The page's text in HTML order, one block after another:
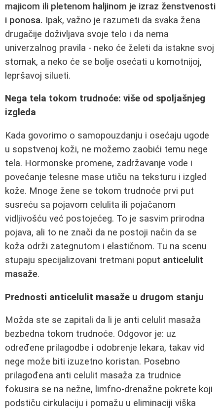
majicom ili pletenom haljinom je izraz ženstvenosti
i ponosa. Ipak, važno je razumeti da svaka žena
drugačije doživljava svoje telo i da nema
univerzalnog pravila - neko će želeti da istakne svoj
stomak, a neko će se bolje osećati u komotnijoj,
lepršavoj silueti.
Nega tela tokom trudnoće: više od spoljašnjeg
izgleda
Kada govorimo o samopouzdanju i osećaju ugode
u sopstvenoj koži, ne možemo zaobići temu nege
tela. Hormonske promene, zadržavanje vode i
povećanje telesne mase utiču na teksturu i izgled
kože. Mnoge žene se tokom trudnoće prvi put
susreću sa pojavom celulita ili pojačanom
vidljivošću već postojećeg. To je sasvim prirodna
pojava, ali to ne znači da ne postoji način da se
koža održi zategnutom i elastičnom. Tu na scenu
stupaju specijalizovani tretmani poput anticelulit
masaže.
Prednosti anticelulit masaže u drugom stanju
Možda ste se zapitali da li je anti celulit masaža
bezbedna tokom trudnoće. Odgovor je: uz
određene prilagodbe i odobrenje lekara, takav vid
nege može biti izuzetno koristan. Posebno
prilagođena anti celulit masaža za trudnice
fokusira se na nežne, limfno-drenažne pokrete koji
podstiču cirkulaciju i pomažu u eliminaciji viška